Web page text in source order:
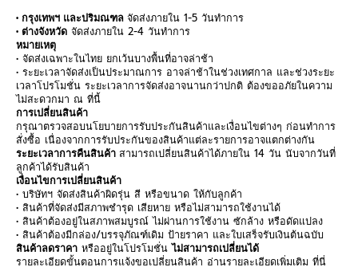
• กรุงเทพฯ และปริมณฑล จัดส่งภายใน 1-5 วันทำการ
• ต่างจังหวัด จัดส่งภายใน 2-4 วันทำการ
หมายเหตุ
• จัดส่งเฉพาะในไทย ยกเว้นบางพื้นที่อาจล่าช้า
• ระยะเวลาจัดส่งเป็นประมาณการ อาจล่าช้าในช่วงเทศกาล และช่วงระยะ
เวลาโปรโมชั่น ระยะเวลาการจัดส่งอาจนานกว่าปกติ ต้องขออภัยในความ
ไม่สะดวกมา ณ ที่นี้
การเปลี่ยนสินค้า
กรุณาตรวจสอบนโยบายการรับประกันสินค้าและเงื่อนไขต่างๆ ก่อนทำการ
สั่งซื้อ เนื่องจากการรับประกันของสินค้าแต่ละรายการอาจแตกต่างกัน
ระยะเวลาการคืนสินค้า สามารถเปลี่ยนสินค้าได้ภายใน 14 วัน นับจากวันที่
ลูกค้าได้รับสินค้า
เงื่อนไขการเปลี่ยนสินค้า
• บริษัทฯ จัดส่งสินค้าผิดรุ่น สี หรือขนาด ให้กับลูกค้า
• สินค้าที่จัดส่งมีสภาพชำรุด เสียหาย หรือไม่สามารถใช้งานได้
• สินค้าต้องอยู่ในสภาพสมบูรณ์ ไม่ผ่านการใช้งาน ซักล้าง หรือดัดแปลง
• สินค้าต้องมีกล่อง/บรรจุภัณฑ์เดิม ป้ายราคา และใบเสร็จรับเงินต้นฉบับ
สินค้าลดราคา หรืออยู่ในโปรโมชั่นไม่สามารถเปลี่ยนได้
รายละเอียดขั้นตอนการแจ้งขอเปลี่ยนสินค้า อ่านรายละเอียดเพิ่มเติม ที่นี่